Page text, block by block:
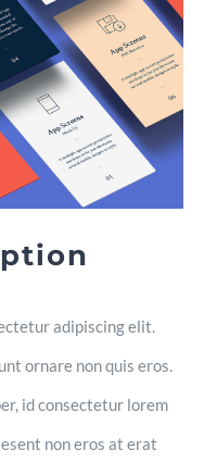
adipiscing elit.
ornare non quis eros.
id consectetur lorem
non eros at erat